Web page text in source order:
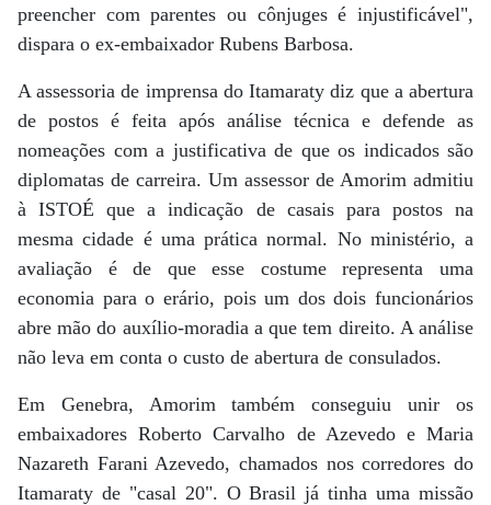
preencher com parentes ou cônjuges é injustificável",
dispara o ex-embaixador Rubens Barbosa.
A assessoria de imprensa do Itamaraty diz que a abertura
de postos é feita após análise técnica e defende as
nomeações com a justificativa de que os indicados são
diplomatas de carreira. Um assessor de Amorim admitiu
à ISTOÉ que a indicação de casais para postos na
mesma cidade é uma prática normal. No ministério, a
avaliação é de que esse costume representa uma
economia para o erário, pois um dos dois funcionários
abre mão do auxílio-moradia a que tem direito. A análise
não leva em conta o custo de abertura de consulados.
Em Genebra, Amorim também conseguiu unir os
embaixadores Roberto Carvalho de Azevedo e Maria
Nazareth Farani Azevedo, chamados nos corredores do
Itamaraty de "casal 20". O Brasil já tinha uma missão